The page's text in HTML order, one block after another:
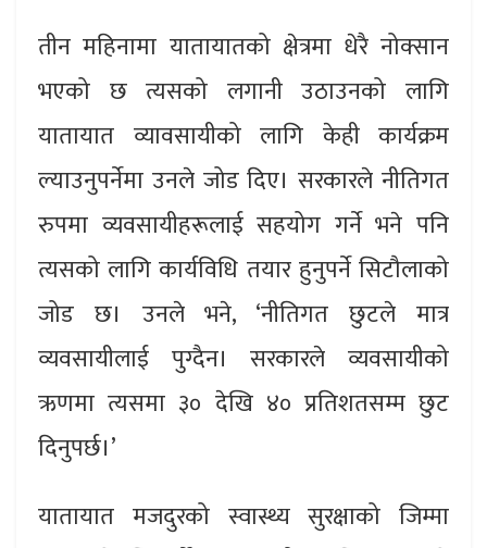
तीन महिनामा यातायातको क्षेत्रमा धेरै नोक्सान
भएको छ त्यसको लगानी उठाउनको लागि
यातायात व्यावसायीको लागि केही कार्यक्रम
ल्याउनुपर्नेमा उनले जोड दिए। सरकारले नीतिगत
रुपमा व्यवसायीहरूलाई सहयोग गर्ने भने पनि
त्यसको लागि कार्यविधि तयार हुनुपर्ने सिटौलाको
जोड छ। उनले भने, ‘नीतिगत छुटले मात्र
व्यवसायीलाई पुग्दैन। सरकारले व्यवसायीको
ऋणमा त्यसमा ३० देखि ४० प्रतिशतसम्म छुट
दिनुपर्छ।’
यातायात मजदुरको स्वास्थ्य सुरक्षाको जिम्मा